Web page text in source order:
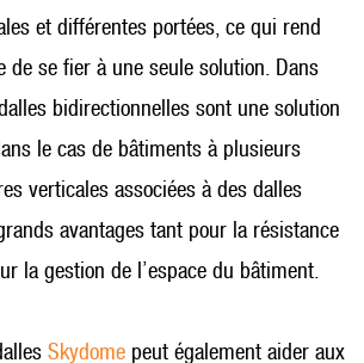
et différentes portées, ce qui rend
de se fier à une seule solution. Dans
bidirectionnelles sont une solution
le cas de bâtiments à plusieurs
verticales associées à des dalles
avantages tant pour la résistance
la gestion de l’espace du bâtiment.
Skydome peut également aider aux